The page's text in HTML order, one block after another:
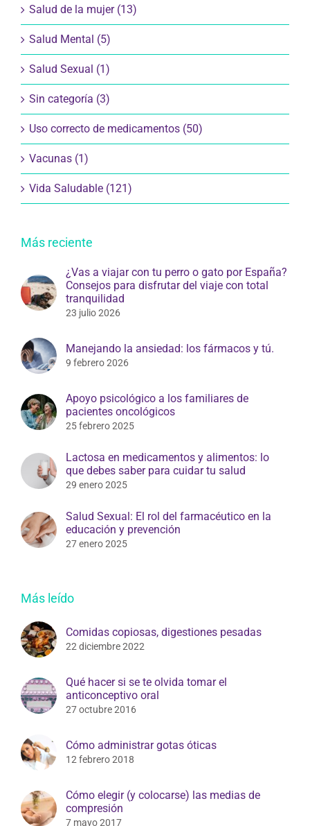
Salud de la mujer (13)
Salud Mental (5)
Salud Sexual (1)
Sin categoría (3)
Uso correcto de medicamentos (50)
Vacunas (1)
Vida Saludable (121)
Más reciente
¿Vas a viajar con tu perro o gato por España?
Consejos para disfrutar del viaje con total
tranquilidad
23 julio 2026
Manejando la ansiedad: los fármacos y tú.
9 febrero 2026
Apoyo psicológico a los familiares de
pacientes oncológicos
25 febrero 2025
Lactosa en medicamentos y alimentos: lo
que debes saber para cuidar tu salud
29 enero 2025
Salud Sexual: El rol del farmacéutico en la
educación y prevención
27 enero 2025
Más leído
Comidas copiosas, digestiones pesadas
22 diciembre 2022
Qué hacer si se te olvida tomar el
anticonceptivo oral
27 octubre 2016
Cómo administrar gotas óticas
12 febrero 2018
Cómo elegir (y colocarse) las medias de
compresión
7 mayo 2017